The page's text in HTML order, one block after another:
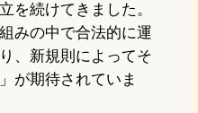
を続けてきました。
みの中で合法的に運
、新規則によってそ
が期待されていま